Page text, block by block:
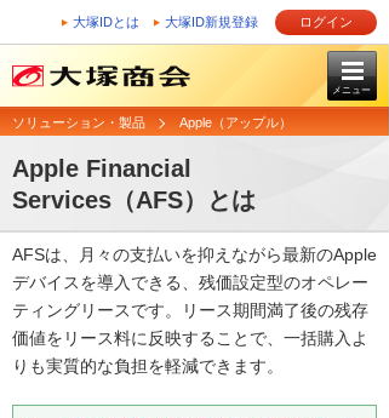
大塚IDとは 大塚ID新規登録 ログイン
メニュー
ソリューション・製品 Apple（アップル）
Apple Financial
Services（AFS）とは
AFSは、月々の支払いを抑えながら最新のApple
デバイスを導入できる、残価設定型のオペレー
ティングリースです。リース期間満了後の残存
価値をリース料に反映することで、一括購入よ
りも実質的な負担を軽減できます。